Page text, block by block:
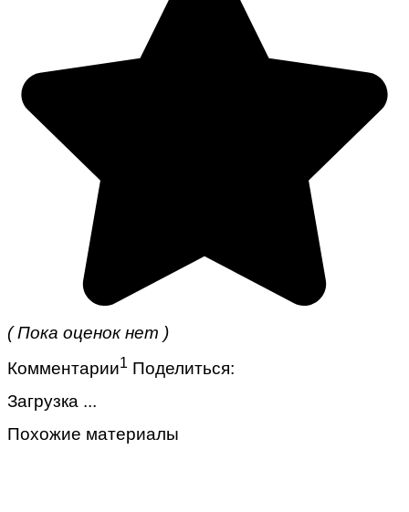
( Пока оценок нет )
Комментарии1 Поделиться:
Загрузка ...
Похожие материалы